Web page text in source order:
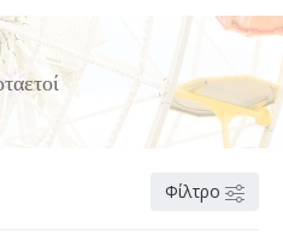
Φίλτρο